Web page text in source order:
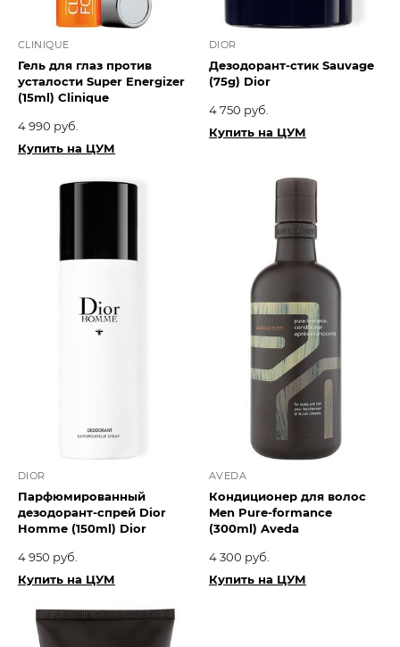
CLINIQUE
Гель для глаз против
усталости Super Energizer
(15ml) Clinique
4 990 руб.
Купить на ЦУМ
DIOR
Дезодорант-стик Sauvage
(75g) Dior
4 750 руб.
Купить на ЦУМ
DIOR
Парфюмированный
дезодорант-спрей Dior
Homme (150ml) Dior
4 950 руб.
Купить на ЦУМ
AVEDA
Кондиционер для волос
Men Pure-formance
(300ml) Aveda
4 300 руб.
Купить на ЦУМ